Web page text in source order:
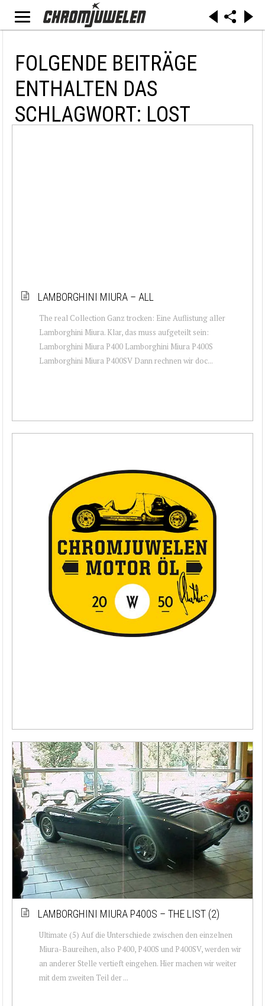
FOLGENDE BEITRÄGE
ENTHALTEN DAS
SCHLAGWORT: LOST
LAMBORGHINI MIURA – ALL
The real Collection Ganz trocken: Eine Auflistung aller
Lamborghini Miura. Klar, das muss aufgeteilt sein:
Lamborghini Miura P400 Lamborghini Miura P400S
Lamborghini Miura P400SV Dann rechnen wir doc...
LAMBORGHINI MIURA P400S – THE LIST (2)
Ultimate (5) Auf die Unterschiede zwischen den einzelnen
Miura-Baureihen, also P400, P400S und P400SV, werden wir
an anderer Stelle vertieft eingehen. Hier machen wir weiter
mit dem zweiten Teil der ...